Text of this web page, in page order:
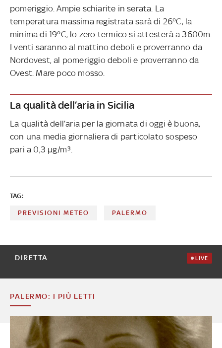
pomeriggio. Ampie schiarite in serata. La
temperatura massima registrata sarà di 26°C, la
minima di 19°C, lo zero termico si attesterà a 3600m.
I venti saranno al mattino deboli e proverranno da
Nordovest, al pomeriggio deboli e proverranno da
Ovest. Mare poco mosso.
La qualità dell’aria in Sicilia
La qualità dell’aria per la giornata di oggi è buona,
con una media giornaliera di particolato sospeso
pari a 0,3 µg/m³.
TAG:
PREVISIONI METEO PALERMO
DIRETTA LIVE
PALERMO: I PIÙ LETTI